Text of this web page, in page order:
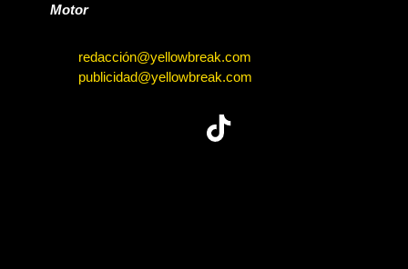
Motor
redacción@yellowbreak.com
publicidad@yellowbreak.com